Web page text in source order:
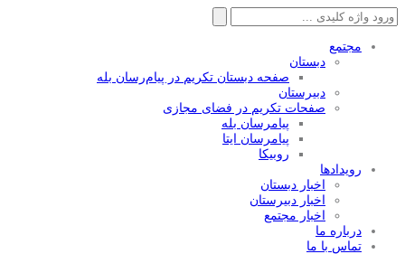
جستجو
برای:
مجتمع
دبستان
صفحه دبستان تکریم در پیام‌رسان بله
دبیرستان
صفحات تکریم در فضای مجازی
پیامرسان بله
پیامرسان ایتا
روبیکا
رویدادها
اخبار دبستان
اخبار دبیرستان
اخبار مجتمع
درباره ما
تماس با ما